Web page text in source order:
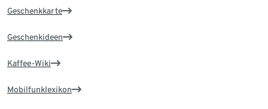
Geschenkkarte
Geschenkideen
Kaffee-Wiki
Mobilfunklexikon